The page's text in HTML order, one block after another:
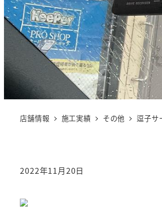
店舗情報 施工実績 その他 逗子サ
2022年11月20日